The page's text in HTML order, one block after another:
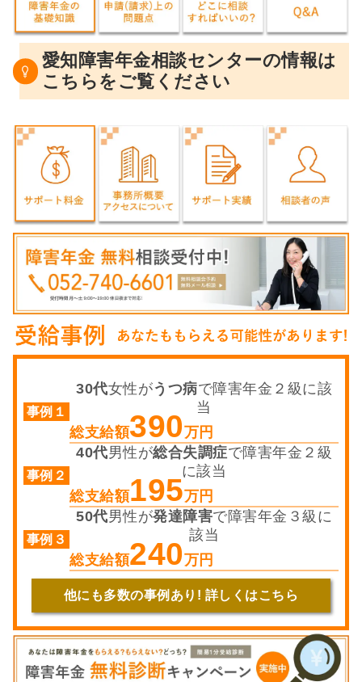
愛知障害年金相談センターの情報は
こちらをご覧ください
30代女性がうつ病で障害年金２級に該
当
総支給額390万円
40代男性が総合失調症で障害年金２級
に該当
総支給額195万円
50代男性が発達障害で障害年金３級に
該当
総支給額240万円
他にも多数の事例あり! 詳しくはこちら